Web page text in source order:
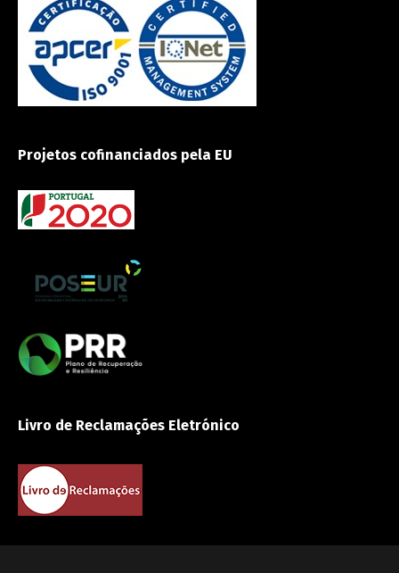
Projetos cofinanciados pela EU
Livro de Reclamações Eletrónico